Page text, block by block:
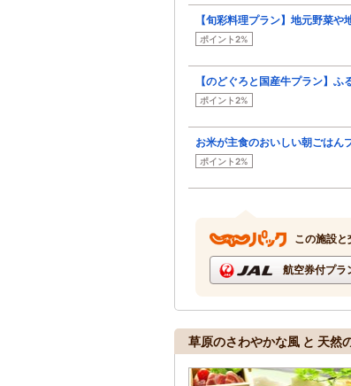
【旬彩料理プラン】地元野菜や
ポイント2%
【のどぐろと国産牛プラン】ふ
ポイント2%
お米が主食のおいしい朝ごはん
ポイント2%
この施設
航空券付プラ
草原のさわやかな風 と 天然